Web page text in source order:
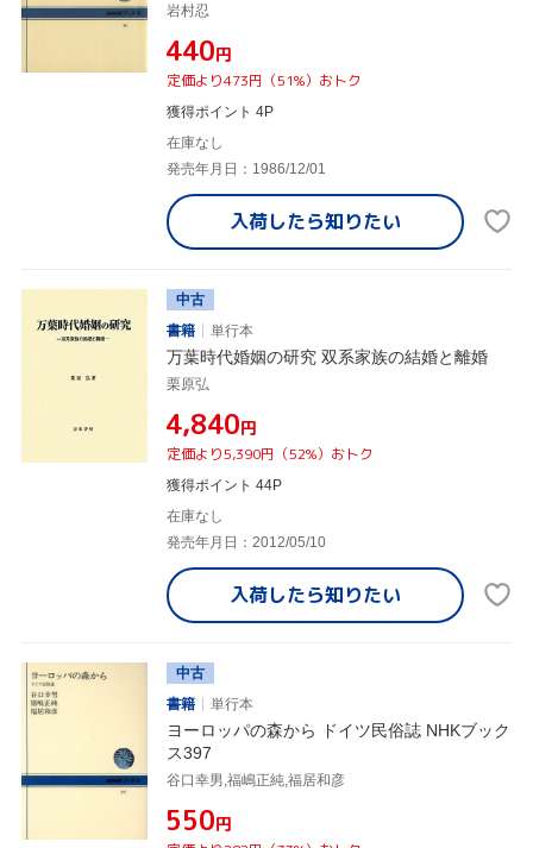
岩村忍
¥440円
定価より473円（51%）おトク
獲得ポイント 4P
在庫なし
発売年月日：1986/12/01
入荷したら知りたい
中古
書籍
単行本
万葉時代婚姻の研究 双系家族の結婚と離婚
栗原弘
¥4,840円
定価より5,390円（52%）おトク
獲得ポイント 44P
在庫なし
発売年月日：2012/05/10
入荷したら知りたい
中古
書籍
単行本
ヨーロッパの森から ドイツ民俗誌 NHKブック
ス397
谷口幸男,福嶋正純,福居和彦
¥550円